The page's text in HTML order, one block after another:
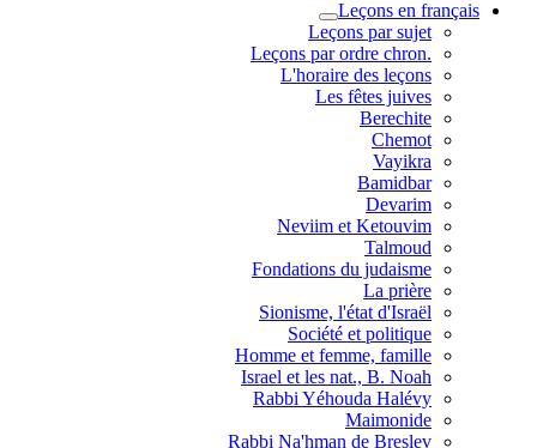
Leçons en français
Leçons par sujet
.Leçons par ordre chron
L'horaire des leçons
Les fêtes juives
Berechite
Chemot
Vayikra
Bamidbar
Devarim
Neviim et Ketouvim
Talmoud
Fondations du judaisme
La prière
Sionisme, l'état d'Israël
Société et politique
Homme et femme, famille
Israel et les nat., B. Noah
Rabbi Yéhouda Halévy
Maimonide
Rabbi Na'hman de Breslev